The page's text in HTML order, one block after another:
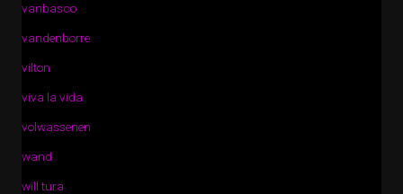
vanbasco
vandenborre
vilton
viva la vida
volwassenen
wand
will tura